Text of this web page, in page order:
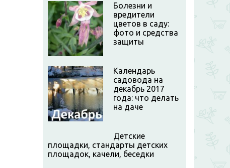
Болезни и
вредители
цветов в саду:
фото и средства
защиты
Календарь
садовода на
декабрь 2017
года: что делать
на даче
Детские
площадки, стандарты детских
площадок, качели, беседки